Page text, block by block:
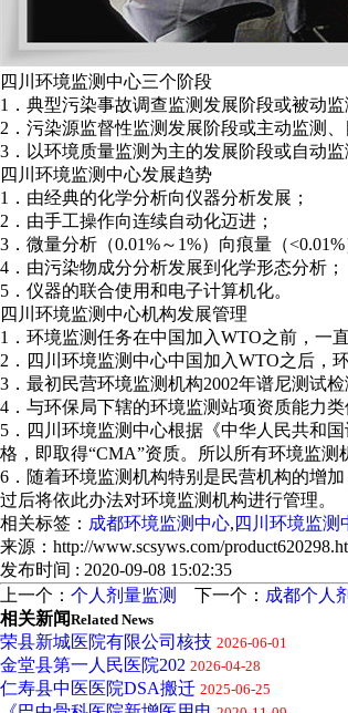
四川环境监测中心三个阶段
1．典型污染事故调查监测发展阶段或被动
2．污染源监督性监测发展阶段或主动监测
3．以环境质量监测为主的发展阶段或自动
四川环境监测中心发展趋势
1．由经典的化学分析向仪器分析发展；
2．由手工操作向连续自动化迈进；
3．微量分析（0.01%～1%）向痕量（
4．由污染物成分分析发展到化学形态分析；
5．仪器的联合使用和电子计算机化。
四川环境监测中心机构发展管理
1．环境监测任务在中国加入WTO之前，一
2．四川环境监测中心中国加入WTO之后，
3．最初民营环境监测机构2002年谱尼测试
4．与环保局下辖的环境监测站项资质能力类
5．四川环境监测中心根据《中华人民共和
格，即取得“CMA”资质。所以所有环境监测
6．随着环境监测机构特别是民营机构的增
过后将依此办法对环境监测机构进行管理。
相关标签： 成都环境监测中心, 四川环境监测
来源：http://www.scsyws.com/
发布时间 : 2020-09-08 15:02:35
上一个： 个人剂量监测 下一个： 成都个人
相关新闻Related News
荣县新城医院有限公司核技 2026-06-01
金堂县第一人民医院202 2026-04-28
仁寿县中医医院DSA搬迁 2025-06-25